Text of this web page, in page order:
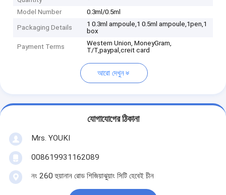
Model Number 0.3ml/0.5ml
Packaging Details
1 0.3ml ampoule,1 0.5ml ampoule,1pen,1
box
Payment Terms
Western Union, MoneyGram,
T/T,paypal,creit card
আরো দেখুন
যোগাযোগের ঠিকানা
Mrs. YOUKI
008619931162089
নং 260 হুয়ানান রোড শিজিয়াঝুয়াং সিটি হেবেই চীন